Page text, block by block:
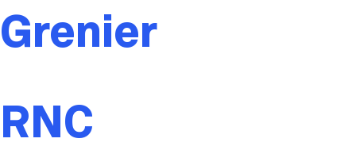
Grenier
RNC